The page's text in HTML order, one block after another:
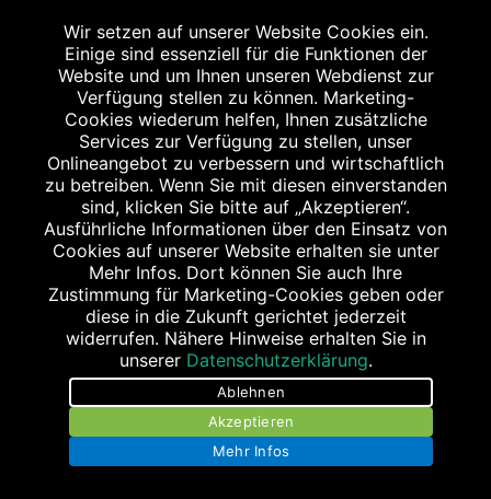
MEILWALD-APOTHEKE
Konrad-Zuse-Straße 14
91052 Erlangen
Tel.: 09131/125 66 0
Fax: 09131/125 62 4
apo@meilwald-apotheke.de
Wir setzen auf unserer Website Cookies ein.
Einige sind essenziell für die Funktionen der
Website und um Ihnen unseren Webdienst zur
Verfügung stellen zu können. Marketing-
Cookies wiederum helfen, Ihnen zusätzliche
Services zur Verfügung zu stellen, unser
Onlineangebot zu verbessern und wirtschaftlich
zu betreiben. Wenn Sie mit diesen einverstanden
sind, klicken Sie bitte auf „Akzeptieren“.
Ausführliche Informationen über den Einsatz von
Cookies auf unserer Website erhalten sie unter
Mehr Infos. Dort können Sie auch Ihre
Zustimmung für Marketing-Cookies geben oder
diese in die Zukunft gerichtet jederzeit
widerrufen. Nähere Hinweise erhalten Sie in
unserer Datenschutzerklärung.
Ablehnen
Akzeptieren
Mehr Infos